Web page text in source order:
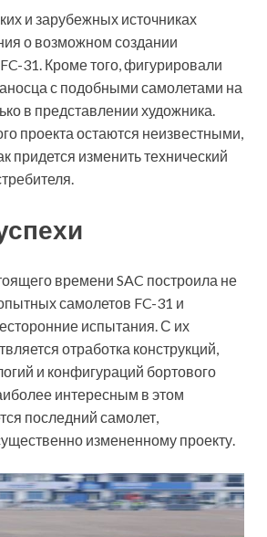
и зарубежных источниках
о возможном создании
31. Кроме того, фигурировали
с подобными самолетами на
в представлении художника.
проекта остаются неизвестными,
придется изменить технический
времени SAC построила не
самолетов FC-31 и
испытания. С их
отработка конструкций,
и конфигураций бортового
интересным в этом
последний самолет,
измененному проекту.